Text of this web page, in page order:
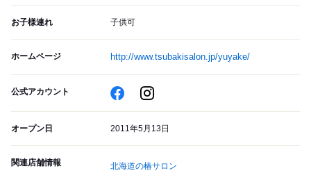
お子様連れ 子供可
ホームページ http://www.tsubakisalon.jp/yuyake/
公式アカウント
オープン日 2011年5月13日
関連店舗情報
北海道の椿サロン